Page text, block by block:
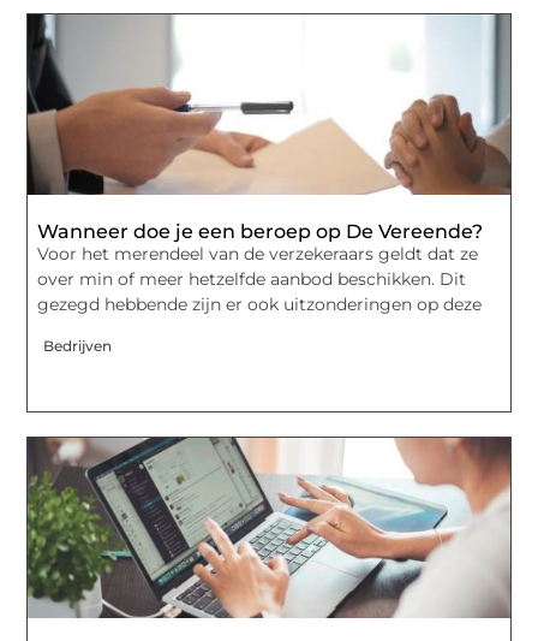
Wanneer doe je een beroep op De Vereende?
Voor het merendeel van de verzekeraars geldt dat ze
over min of meer hetzelfde aanbod beschikken. Dit
gezegd hebbende zijn er ook uitzonderingen op deze
Bedrijven